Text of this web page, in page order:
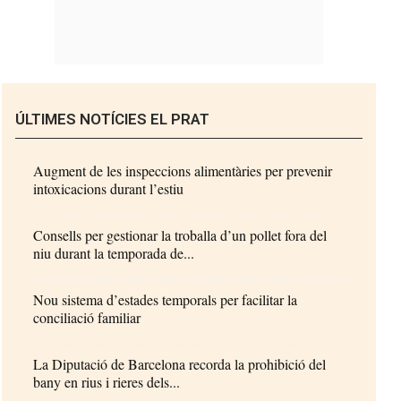
ÚLTIMES NOTÍCIES EL PRAT
Augment de les inspeccions alimentàries per prevenir
intoxicacions durant l’estiu
Consells per gestionar la troballa d’un pollet fora del
niu durant la temporada de...
Nou sistema d’estades temporals per facilitar la
conciliació familiar
La Diputació de Barcelona recorda la prohibició del
bany en rius i rieres dels...